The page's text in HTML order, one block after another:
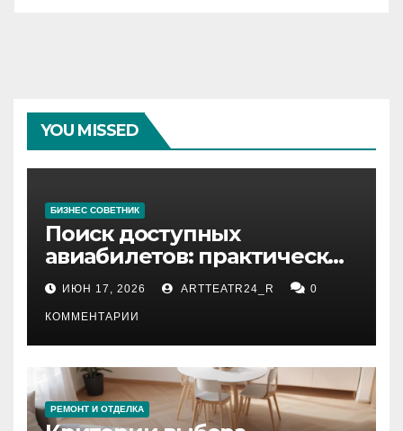
YOU MISSED
БИЗНЕС СОВЕТНИК
Поиск доступных
авиабилетов: практические
рекомендации
ИЮН 17, 2026 ARTTEATR24_R 0
КОММЕНТАРИИ
РЕМОНТ И ОТДЕЛКА